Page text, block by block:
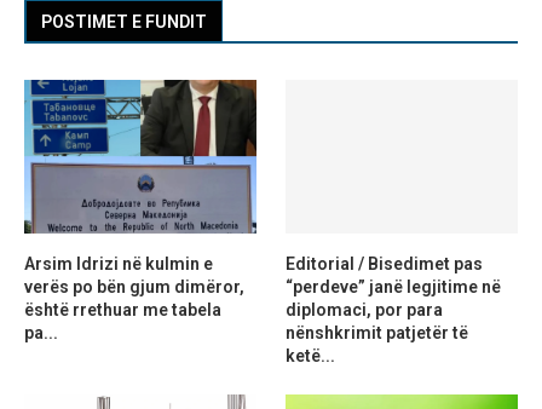
POSTIMET E FUNDIT
Arsim Idrizi në kulmin e
verës po bën gjum dimëror,
është rrethuar me tabela
pa...
Editorial / Bisedimet pas
“perdeve” janë legjitime në
diplomaci, por para
nënshkrimit patjetër të
ketë...